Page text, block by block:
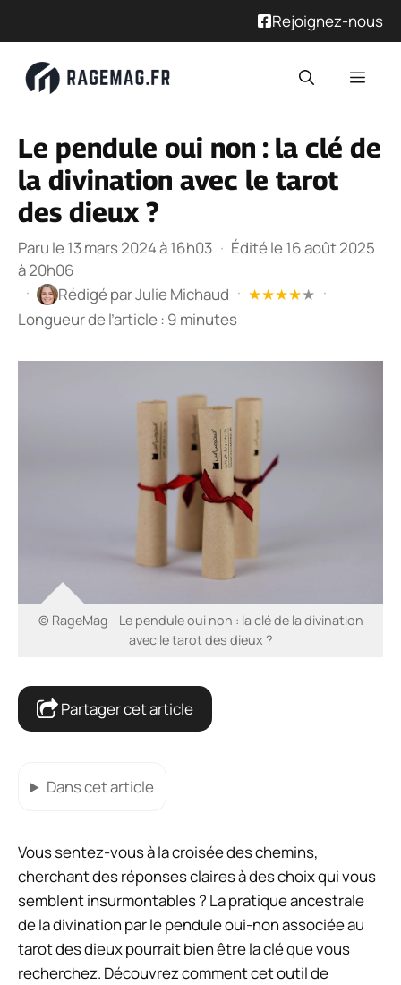
Rejoignez-nous
Le pendule oui non : la clé de
la divination avec le tarot
des dieux ?
Paru le 13 mars 2024 à 16h03 · Édité le 16 août 2025
à 20h06
·
Rédigé parJulie Michaud · ★★★★★ ·
Longueur de l’article : 9 minutes
© RageMag - Le pendule oui non : la clé de la divination
avec le tarot des dieux ?
Partager cet article
Dans cet article
Vous sentez-vous à la croisée des chemins,
cherchant des réponses claires à des choix qui vous
semblent insurmontables ? La pratique ancestrale
de la divination par le pendule oui-non associée au
tarot des dieux pourrait bien être la clé que vous
recherchez. Découvrez comment cet outil de